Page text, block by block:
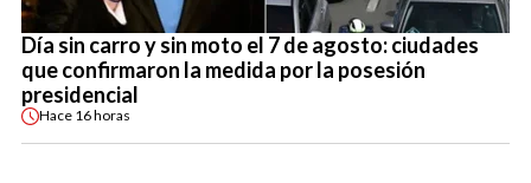
Día sin carro y sin moto el 7 de agosto: ciudades
que confirmaron la medida por la posesión
presidencial
Hace 16 horas